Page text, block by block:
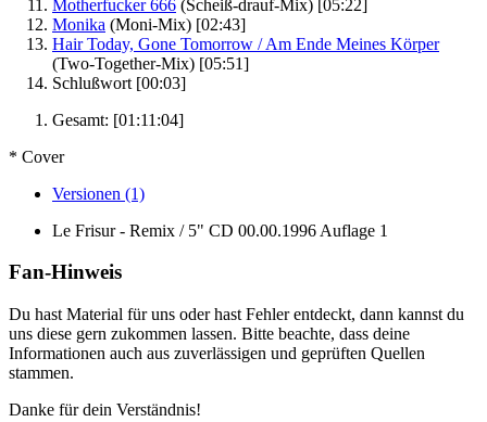
Motherfucker 666 (Scheiß-drauf-Mix) [05:22]
Monika (Moni-Mix) [02:43]
Hair Today, Gone Tomorrow / Am Ende Meines Körper
(Two-Together-Mix) [05:51]
Schlußwort [00:03]
Gesamt: [01:11:04]
* Cover
Versionen (1)
Le Frisur - Remix / 5" CD 00.00.1996 Auflage 1
Fan-Hinweis
Du hast Material für uns oder hast Fehler entdeckt, dann kannst du
uns diese gern zukommen lassen. Bitte beachte, dass deine
Informationen auch aus zuverlässigen und geprüften Quellen
stammen.
Danke für dein Verständnis!